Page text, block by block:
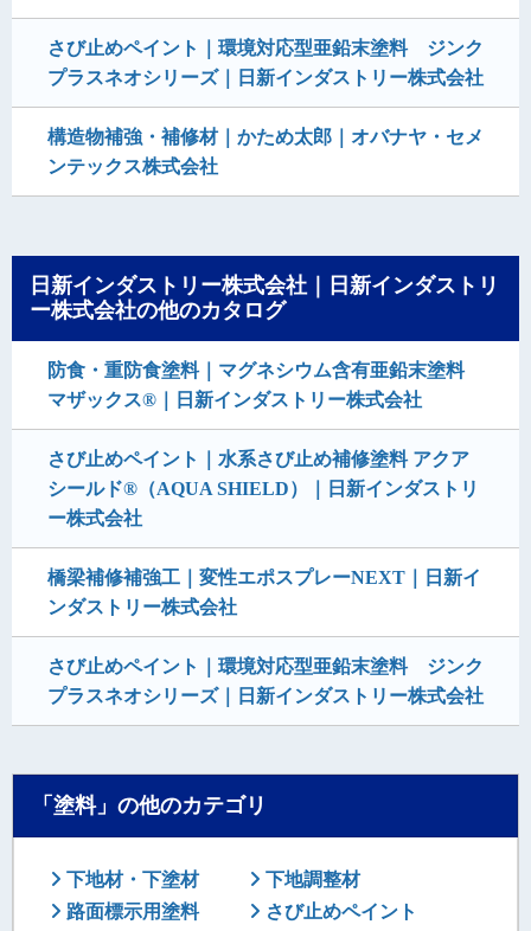
さび止めペイント｜環境対応型亜鉛末塗料 ジンク
プラスネオシリーズ｜日新インダストリー株式会社
構造物補強・補修材｜かため太郎｜オバナヤ・セメ
ンテックス株式会社
日新インダストリー株式会社｜日新インダストリ
ー株式会社の他のカタログ
防食・重防食塗料｜マグネシウム含有亜鉛末塗料
マザックス®｜日新インダストリー株式会社
さび止めペイント｜水系さび止め補修塗料 アクア
シールド®（AQUA SHIELD）｜日新インダストリ
ー株式会社
橋梁補修補強工｜変性エポスプレーNEXT｜日新イ
ンダストリー株式会社
さび止めペイント｜環境対応型亜鉛末塗料 ジンク
プラスネオシリーズ｜日新インダストリー株式会社
「塗料」の他のカテゴリ
下地材・下塗材
下地調整材
路面標示用塗料
さび止めペイント